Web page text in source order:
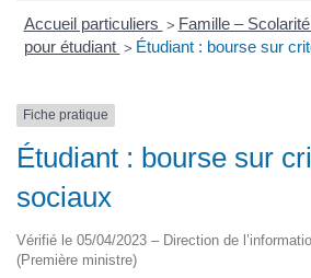
Accueil particuliers > Famille – Scolarité
pour étudiant > Étudiant : bourse sur
Fiche pratique
Étudiant : bourse sur
sociaux
Vérifié le 05/04/2023 – Direction de
(Première ministre)